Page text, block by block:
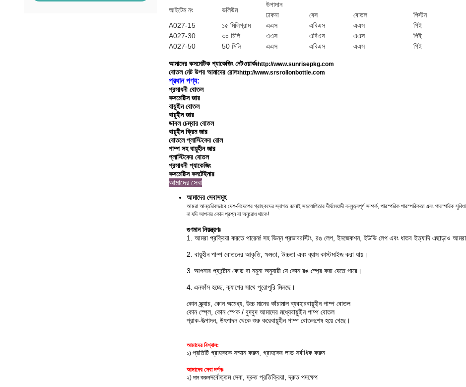
আইটেম নং ভলিউম
উপাদান
ঢাকনা বেস বোতল
পিস্টন
A027-15
১৫ মিলিগ্রাম এএস এবিএস এএস পিই
A027-30
৩০ মিলি এএস এবিএস এএস পিই
A027-50
50 মিলি এএস এবিএস এএস পিই
আমাদের কসমেটিক প্যাকেজিং নেটওয়ার্কঃhttp://www.sunrisepkg.com
বোতল নেট উপর আমাদের রোলঃhttp://www.srsrollonbottle.com
প্রধান পণ্য:
প্রসাধনী বোতল
কসমেটিক্স জার
বায়ুহীন বোতল
বায়ুহীন জার
ডাবল চেম্বার বোতল
বায়ুহীন ক্রিম জার
বোতলে প্লাস্টিকের রোল
পাম্প সহ বায়ুহীন জার
প্লাস্টিকের বোতল
প্রসাধনী প্যাকেজিং
কসমেটিক্স কনটেইনার
আমাদের সেবা
আমাদের সেবাসমূহ
আমরা আন্তরিকভাবে দেশ-বিদেশের গ্রাহকদের স্বাগত জানাই সহযোগিতার দীর্ঘমেয়াদী বন্ধুত্বপূর্ণ সম্পর্ক, পারস্পরিক পারস্পরিকতা এবং পারস্পরিক
না যদি আপনার কোন প্রশ্ন বা অনুরোধ থাকে!
গুণমান নিয়ন্ত্রণঃ
1. আমরা প্রক্রিয়া করতে পারেনf সহ ভিন্ন প্রভাবরস্টিং, রঙ লেপ, ইনজেকশন, ইউভি লেপ এবং ধাতব ইত্যাদি এছাড়াও আমরা
2. বায়ুহীন পাম্প বোতলের আকৃতি, ক্ষমতা, উচ্চতা এবং ব্যাস কাস্টমাইজ করা যায়।
3. আপনার প্যান্টোন কোড বা নমুনা অনুযায়ী যে কোন রঙ স্প্রে করা যেতে পারে।
4. এনফাঁস হচ্ছে, ক্যাপের সাথে পুরোপুরি মিলছে।
কোন স্ক্র্যাচ, কোন অমেধ্য, উচ্চ মানের কাঁচামাল ব্যবহারবায়ুহীন পাম্প বোতল
কোন স্প্লে, কোন স্পেক / বুদবুদ আমাদের মধ্যেবায়ুহীন পাম্প বোতল
প্রাক-উত্পাদন, উৎপাদন থেকে শুরু করেবায়ুহীন পাম্প বোতলশেষ হয়ে গেছে।
আমাদের বিশ্বাস:
১) প্রতিটি গ্রাহককে সম্মান করুন, গ্রাহকের লাভ সর্বাধিক করুন
আমাদের সেবা দর্শনঃ
২) দান করুনসর্বোত্তম সেবা, দ্রুত প্রতিক্রিয়া, দ্রুত পদক্ষেপ